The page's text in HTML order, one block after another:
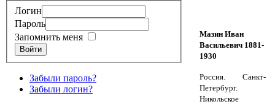
Логин
Пароль
Запомнить меня
Войти
Забыли пароль?
Забыли логин?
Мазин Иван
Васильевич 1881-
1930
Россия. Санкт-
Петербург.
Никольское